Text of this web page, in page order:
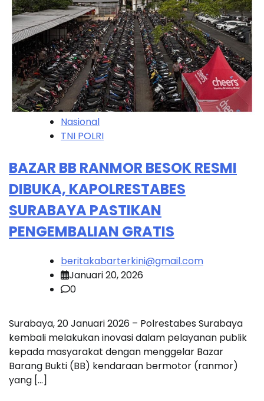
Nasional
TNI POLRI
BAZAR BB RANMOR BESOK RESMI
DIBUKA, KAPOLRESTABES
SURABAYA PASTIKAN
PENGEMBALIAN GRATIS
beritakabarterkini@gmail.com
Januari 20, 2026
0
Surabaya, 20 Januari 2026 – Polrestabes Surabaya
kembali melakukan inovasi dalam pelayanan publik
kepada masyarakat dengan menggelar Bazar
Barang Bukti (BB) kendaraan bermotor (ranmor)
yang […]